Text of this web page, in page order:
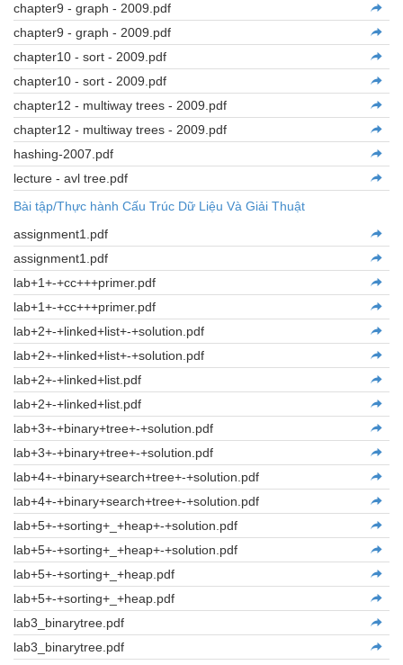
chapter9 - graph - 2009.pdf
chapter9 - graph - 2009.pdf
chapter10 - sort - 2009.pdf
chapter10 - sort - 2009.pdf
chapter12 - multiway trees - 2009.pdf
chapter12 - multiway trees - 2009.pdf
hashing-2007.pdf
lecture - avl tree.pdf
Bài tập/Thực hành Cấu Trúc Dữ Liệu Và Giải Thuật
assignment1.pdf
assignment1.pdf
lab+1+-+cc+++primer.pdf
lab+1+-+cc+++primer.pdf
lab+2+-+linked+list+-+solution.pdf
lab+2+-+linked+list+-+solution.pdf
lab+2+-+linked+list.pdf
lab+2+-+linked+list.pdf
lab+3+-+binary+tree+-+solution.pdf
lab+3+-+binary+tree+-+solution.pdf
lab+4+-+binary+search+tree+-+solution.pdf
lab+4+-+binary+search+tree+-+solution.pdf
lab+5+-+sorting+_+heap+-+solution.pdf
lab+5+-+sorting+_+heap+-+solution.pdf
lab+5+-+sorting+_+heap.pdf
lab+5+-+sorting+_+heap.pdf
lab3_binarytree.pdf
lab3_binarytree.pdf